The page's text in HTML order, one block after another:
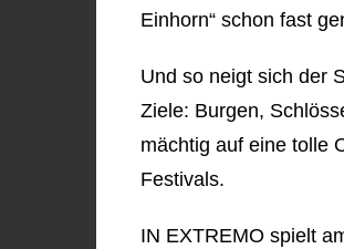
Einhorn“ schon fast
Und so neigt sich der
Ziele: Burgen,
mächtig auf eine tolle
Festivals.
IN EXTREMO spielt